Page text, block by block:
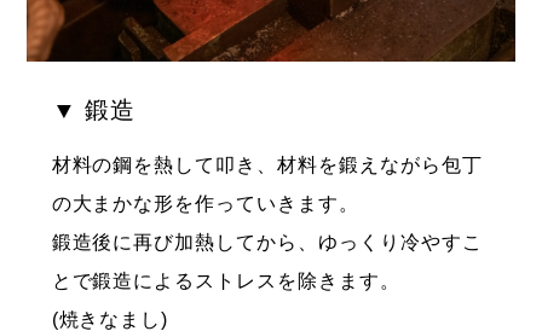
▼ 鍛造
材料の鋼を熱して叩き、材料を鍛えながら包丁
の大まかな形を作っていきます。
鍛造後に再び加熱してから、ゆっくり冷やすこ
とで鍛造によるストレスを除きます。
(焼きなまし)